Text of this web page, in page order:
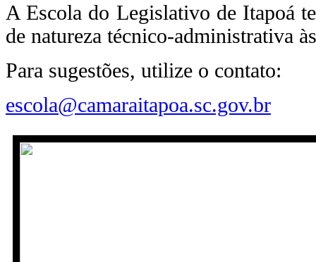
A Escola do Legislativo de Itapoá
de natureza técnico-administrativa
Para sugestões, utilize o contato:
escola@camaraitapoa.sc.gov.br